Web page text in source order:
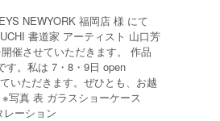
NEWYORK 福岡店 様 にて
書道家 アーティスト 山口芳
催させていただきます。 作品
す。私は 7・8・9日 open
いただきます。ぜひとも、お越
写真 表 ガラスショーケース
レーション